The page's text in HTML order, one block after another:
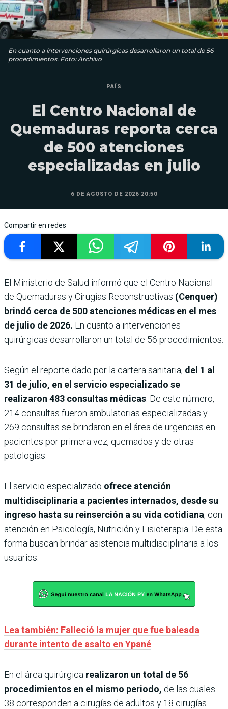
En cuanto a intervenciones quirúrgicas desarrollaron un total de 56
procedimientos. Foto: Archivo
PAÍS
El Centro Nacional de
Quemaduras reporta cerca
de 500 atenciones
especializadas en julio
6 DE AGOSTO DE 2026 20:50
Compartir en redes
El Ministerio de Salud informó que el Centro Nacional
de Quemaduras y Cirugías Reconstructivas (Cenquer)
brindó cerca de 500 atenciones médicas en el mes
de julio de 2026. En cuanto a intervenciones
quirúrgicas desarrollaron un total de 56 procedimientos.
Según el reporte dado por la cartera sanitaria, del 1 al
31 de julio, en el servicio especializado se
realizaron 483 consultas médicas . De este número,
214 consultas fueron ambulatorias especializadas y
269 consultas se brindaron en el área de urgencias en
pacientes por primera vez, quemados y de otras
patologías.
El servicio especializado ofrece atención
multidisciplinaria a pacientes internados, desde su
ingreso hasta su reinserción a su vida cotidiana, con
atención en Psicología, Nutrición y Fisioterapia. De esta
forma buscan brindar asistencia multidisciplinaria a los
usuarios.
Lea también: Falleció la mujer que fue baleada
durante intento de asalto en Ypané
En el área quirúrgica realizaron un total de 56
procedimientos en el mismo periodo, de las cuales
38 corresponden a cirugías de adultos y 18 cirugías